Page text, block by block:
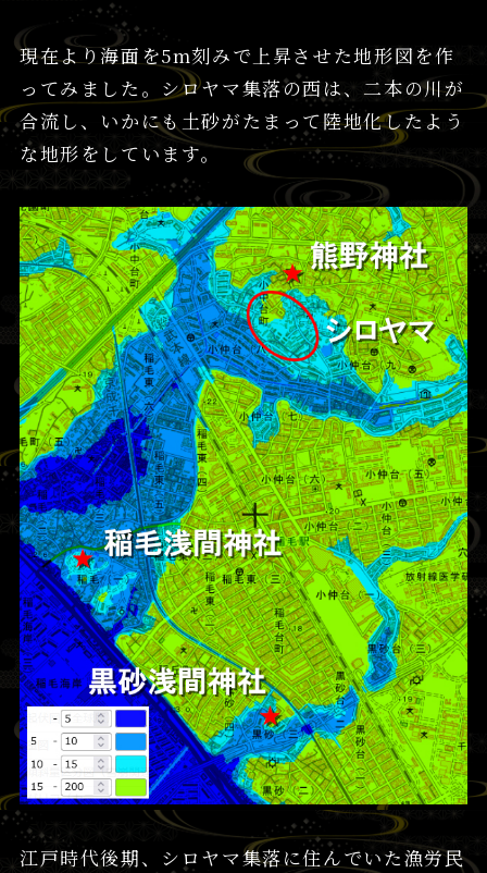
現在より海面を5m刻みで上昇させた地形図を作
ってみました。シロヤマ集落の西は、二本の川が
合流し、いかにも土砂がたまって陸地化したよう
な地形をしています。
江戸時代後期、シロヤマ集落に住んでいた漁労民